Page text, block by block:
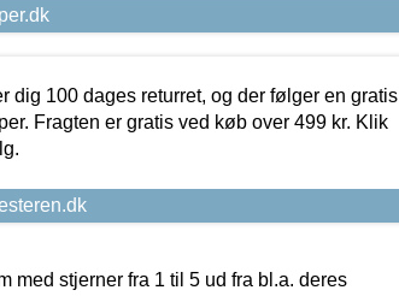
dig 100 dages returret, og der følger en gratis
Fragten er gratis ved køb over 499 kr. Klik
med stjerner fra 1 til 5 ud fra bl.a. deres